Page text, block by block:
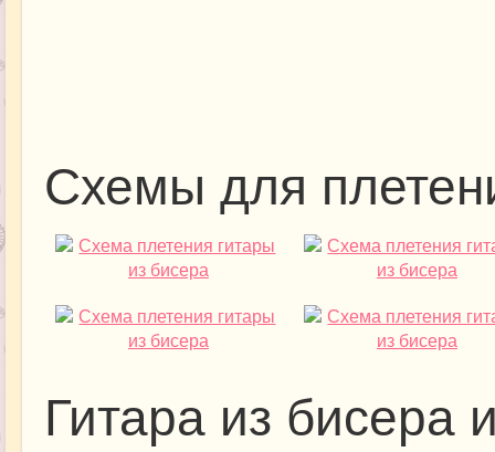
Схемы для
Гитара из бисера